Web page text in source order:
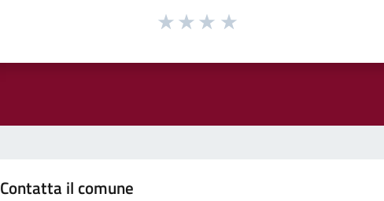
Contatta il comune